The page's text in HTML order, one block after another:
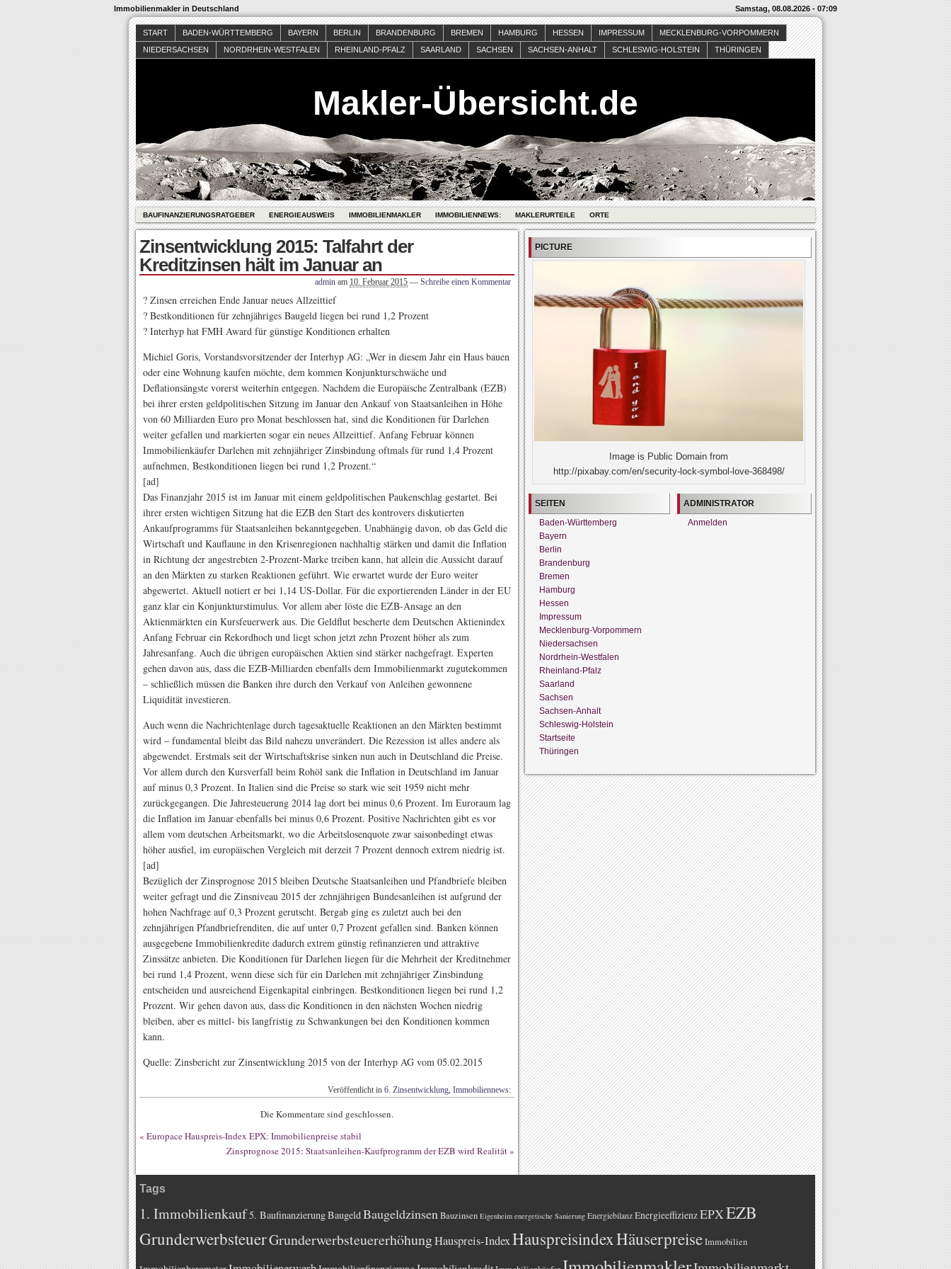
Immobilienmakler in Deutschland Samstag, 08.08.2026 - 07:09
START BADEN-WÜRTTEMBERG BAYERN BERLIN BRANDENBURG BREMEN HAMBURG HESSEN IMPRESSUM
MECKLENBURG-VORPOMMERN
NIEDERSACHSEN
NORDRHEIN-WESTFALEN RHEINLAND-PFALZ SAARLAND SACHSEN SACHSEN-ANHALT SCHLESWIG-HOLSTEIN THÜRINGEN
Makler-Übersicht.de
BAUFINANZIERUNGSRATGEBER ENERGIEAUSWEIS IMMOBILIENMAKLER IMMOBILIENNEWS: MAKLERURTEILE ORTE
Zinsentwicklung 2015: Talfahrt der
Kreditzinsen hält im Januar an
admin am 10. Februar 2015 — Schreibe einen Kommentar
? Zinsen erreichen Ende Januar neues Allzeittief
? Bestkonditionen für zehnjähriges Baugeld liegen bei rund 1,2 Prozent
? Interhyp hat FMH Award für günstige Konditionen erhalten
Michiel Goris, Vorstandsvorsitzender der Interhyp AG: „Wer in diesem Jahr ein Haus bauen
oder eine Wohnung kaufen möchte, dem kommen Konjunkturschwäche und
Deflationsängste vorerst weiterhin entgegen. Nachdem die Europäische Zentralbank (EZB)
bei ihrer ersten geldpolitischen Sitzung im Januar den Ankauf von Staatsanleihen in Höhe
von 60 Milliarden Euro pro Monat beschlossen hat, sind die Konditionen für Darlehen
weiter gefallen und markierten sogar ein neues Allzeittief. Anfang Februar können
Immobilienkäufer Darlehen mit zehnjähriger Zinsbindung oftmals für rund 1,4 Prozent
aufnehmen, Bestkonditionen liegen bei rund 1,2 Prozent.“
[ad]
Das Finanzjahr 2015 ist im Januar mit einem geldpolitischen Paukenschlag gestartet. Bei
ihrer ersten wichtigen Sitzung hat die EZB den Start des kontrovers diskutierten
Ankaufprogramms für Staatsanleihen bekanntgegeben. Unabhängig davon, ob das Geld die
Wirtschaft und Kauflaune in den Krisenregionen nachhaltig stärken und damit die Inflation
in Richtung der angestrebten 2-Prozent-Marke treiben kann, hat allein die Aussicht darauf
an den Märkten zu starken Reaktionen geführt. Wie erwartet wurde der Euro weiter
abgewertet. Aktuell notiert er bei 1,14 US-Dollar. Für die exportierenden Länder in der EU
ganz klar ein Konjunkturstimulus. Vor allem aber löste die EZB-Ansage an den
Aktienmärkten ein Kursfeuerwerk aus. Die Geldflut bescherte dem Deutschen Aktienindex
Anfang Februar ein Rekordhoch und liegt schon jetzt zehn Prozent höher als zum
Jahresanfang. Auch die übrigen europäischen Aktien sind stärker nachgefragt. Experten
gehen davon aus, dass die EZB-Milliarden ebenfalls dem Immobilienmarkt zugutekommen
– schließlich müssen die Banken ihre durch den Verkauf von Anleihen gewonnene
Liquidität investieren.
Auch wenn die Nachrichtenlage durch tagesaktuelle Reaktionen an den Märkten bestimmt
wird – fundamental bleibt das Bild nahezu unverändert. Die Rezession ist alles andere als
abgewendet. Erstmals seit der Wirtschaftskrise sinken nun auch in Deutschland die Preise.
Vor allem durch den Kursverfall beim Rohöl sank die Inflation in Deutschland im Januar
auf minus 0,3 Prozent. In Italien sind die Preise so stark wie seit 1959 nicht mehr
zurückgegangen. Die Jahresteuerung 2014 lag dort bei minus 0,6 Prozent. Im Euroraum lag
die Inflation im Januar ebenfalls bei minus 0,6 Prozent. Positive Nachrichten gibt es vor
allem vom deutschen Arbeitsmarkt, wo die Arbeitslosenquote zwar saisonbedingt etwas
höher ausfiel, im europäischen Vergleich mit derzeit 7 Prozent dennoch extrem niedrig ist.
[ad]
Bezüglich der Zinsprognose 2015 bleiben Deutsche Staatsanleihen und Pfandbriefe bleiben
weiter gefragt und die Zinsniveau 2015 der zehnjährigen Bundesanleihen ist aufgrund der
hohen Nachfrage auf 0,3 Prozent gerutscht. Bergab ging es zuletzt auch bei den
zehnjährigen Pfandbriefrenditen, die auf unter 0,7 Prozent gefallen sind. Banken können
ausgegebene Immobilienkredite dadurch extrem günstig refinanzieren und attraktive
Zinssätze anbieten. Die Konditionen für Darlehen liegen für die Mehrheit der Kreditnehmer
bei rund 1,4 Prozent, wenn diese sich für ein Darlehen mit zehnjähriger Zinsbindung
entscheiden und ausreichend Eigenkapital einbringen. Bestkonditionen liegen bei rund 1,2
Prozent. Wir gehen davon aus, dass die Konditionen in den nächsten Wochen niedrig
bleiben, aber es mittel- bis langfristig zu Schwankungen bei den Konditionen kommen
kann.
Quelle: Zinsbericht zur Zinsentwicklung 2015 von der Interhyp AG vom 05.02.2015
Veröffentlicht in 6. Zinsentwicklung, Immobiliennews:
Die Kommentare sind geschlossen.
« Europace Hauspreis-Index EPX: Immobilienpreise stabil
Zinsprognose 2015: Staatsanleihen-Kaufprogramm der EZB wird Realität»
PICTURE
Image is Public Domain from
http://pixabay.com/en/security-lock-symbol-love-368498/
SEITEN
Baden-Württemberg
Bayern
Berlin
Brandenburg
Bremen
Hamburg
Hessen
Impressum
Mecklenburg-Vorpommern
Niedersachsen
Nordrhein-Westfalen
Rheinland-Pfalz
Saarland
Sachsen
Sachsen-Anhalt
Schleswig-Holstein
Startseite
Thüringen
ADMINISTRATOR
Anmelden
Tags
1. Immobilienkauf5. BaufinanzierungBaugeldBaugeldzinsenBauzinsen Eigenheim energetische Sanierung Energiebilanz EnergieeffizienzEPXEZB
GrunderwerbsteuerGrunderwerbsteuererhöhungHauspreis-IndexHauspreisindexHäuserpreiseImmobilien